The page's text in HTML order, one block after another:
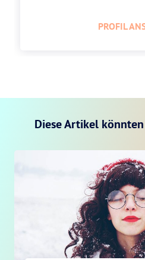
PROFIL
Diese Artikel